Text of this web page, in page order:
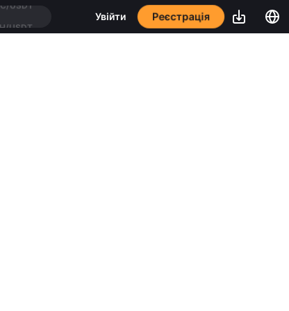
Увійти Реєстрація